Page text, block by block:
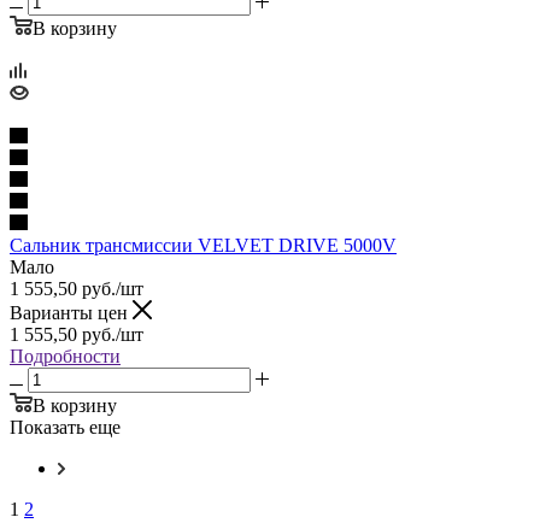
В корзину
Сальник трансмиссии VELVET DRIVE 5000V
Мало
1 555,50 руб./шт
Варианты цен
1 555,50 руб./шт
Подробности
В корзину
Показать еще
1 2